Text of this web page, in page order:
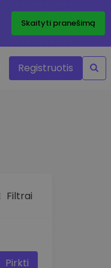
Skaityti pranešimą
Registruotis
Filtrai
Pirkti